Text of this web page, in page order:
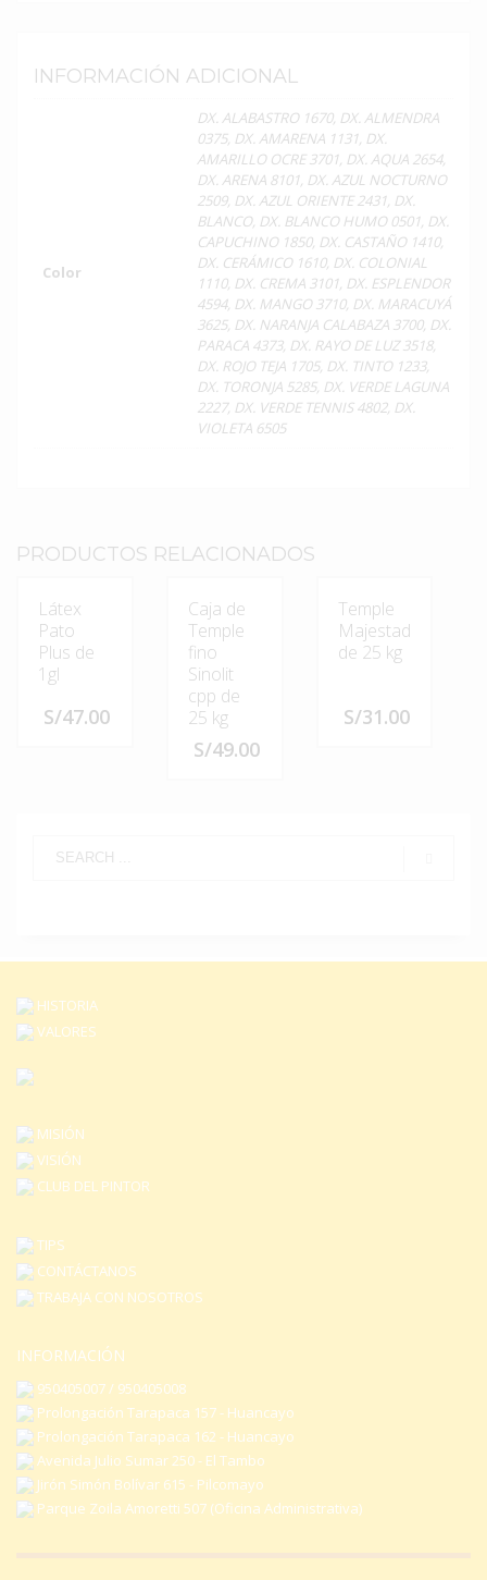
INFORMACIÓN ADICIONAL
Color
DX. ALABASTRO 1670, DX. ALMENDRA
0375, DX. AMARENA 1131, DX.
AMARILLO OCRE 3701, DX. AQUA 2654,
DX. ARENA 8101, DX. AZUL NOCTURNO
2509, DX. AZUL ORIENTE 2431, DX.
BLANCO, DX. BLANCO HUMO 0501, DX.
CAPUCHINO 1850, DX. CASTAÑO 1410,
DX. CERÁMICO 1610, DX. COLONIAL
1110, DX. CREMA 3101, DX. ESPLENDOR
4594, DX. MANGO 3710, DX. MARACUYÁ
3625, DX. NARANJA CALABAZA 3700, DX.
PARACA 4373, DX. RAYO DE LUZ 3518,
DX. ROJO TEJA 1705, DX. TINTO 1233,
DX. TORONJA 5285, DX. VERDE LAGUNA
2227, DX. VERDE TENNIS 4802, DX.
VIOLETA 6505
PRODUCTOS RELACIONADOS
Látex
Pato
Plus de
1gl
S/47.00
variantes.
en
la
página
de
Caja de
Temple
fino
Sinolit
cpp de
25 kg
S/49.00
Temple
Majestad
de 25 kg
S/31.00
HISTORIA
VALORES
MISIÓN
VISIÓN
CLUB DEL PINTOR
TIPS
CONTÁCTANOS
TRABAJA CON NOSOTROS
INFORMACIÓN
950405007 / 950405008
Prolongación Tarapaca 157 - Huancayo
Prolongación Tarapaca 162 - Huancayo
Avenida Julio Sumar 250 - El Tambo
Jirón Simón Bolívar 615 - Pilcomayo
Parque Zoila Amoretti 507 (Oficina Administrativa)